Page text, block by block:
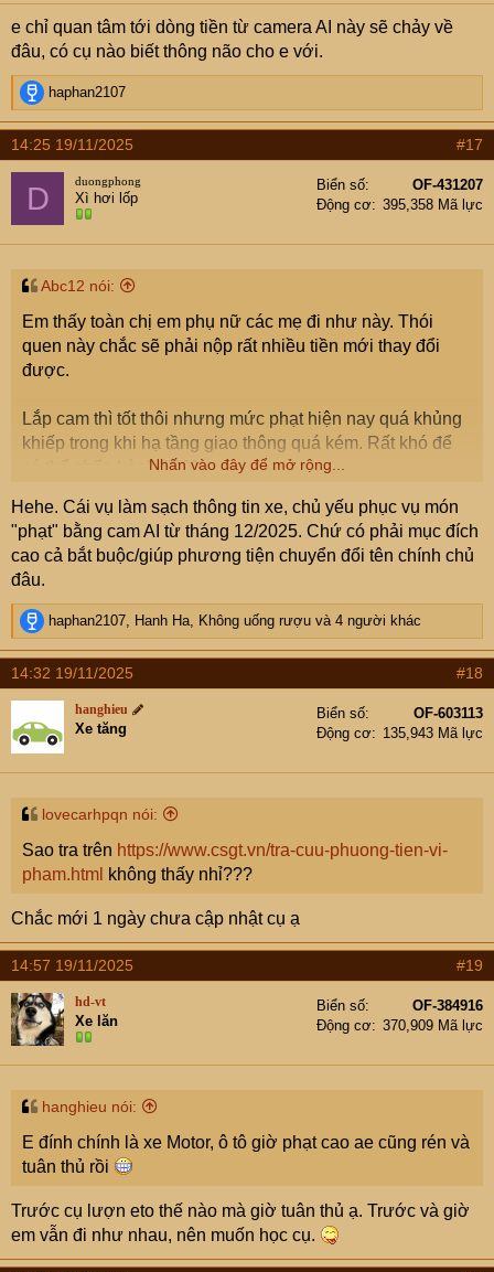
s
e chỉ quan tâm tới dòng tiền từ camera AI này sẽ chảy về
đâu, có cụ nào biết thông não cho e với.
R
e
a
c
t
n
s
haphan2107
14:25 19/11/2025 #17
D duongphong
Xì hơi lốp
Biển số
OF-431207
Động cơ
395,358 Mã lực
Abc12 nói:
Em thấy toàn chị em phụ nữ các mẹ đi như này. Thói
quen này chắc sẽ phải nộp rất nhiều tiền mới thay đổi
được.
Lắp cam thì tốt thôi nhưng mức phạt hiện nay quá khủng
khiếp trong khi hạ tầng giao thông quá kém. Rất khó để
có thể chấp hành 100%.Nhấn vào đây để mở rộng...
Hehe. Cái vụ làm sạch thông tin xe, chủ yếu phục vụ món
"phạt" bằng cam AI từ tháng 12/2025. Chứ có phải mục đích
cao cả bắt buộc/giúp phương tiện chuyển đổi tên chính chủ
đâu.
R
e
a
c
t
o
n
s
haphan2107, Hanh Ha, Không uống rượu và 4 người khác
14:32 19/11/2025 #18
hanghieu
Xe tăng
Biển số
OF-603113
Động cơ
135,943 Mã lực
lovecarhpqn nói:
Sao tra trên https://www.csgt.vn/tra-cuu-phuong-tien-vi-
pham.html không thấy nhỉ???
Chắc mới 1 ngày chưa cập nhật cụ ạ
14:57 19/11/2025 #19
hd-vt
Xe lăn
Biển số
OF-384916
Động cơ
370,909 Mã lực
hanghieu nói:
E đính chính là xe Motor, ô tô giờ phạt cao ae cũng rén và
tuân thủ rồi
Trước cụ lượn eto thế nào mà giờ tuân thủ ạ. Trước và giờ
em vẫn đi như nhau, nên muốn học cụ.